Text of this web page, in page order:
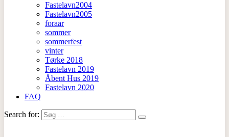
Fastelavn2004
Fastelavn2005
foraar
sommer
sommerfest
vinter
Tørke 2018
Fastelavn 2019
Åbent Hus 2019
Fastelavn 2020
FAQ
Search for: